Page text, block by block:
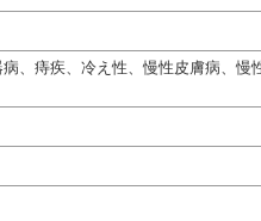
、痔疾、冷え性、慢性皮膚病、慢